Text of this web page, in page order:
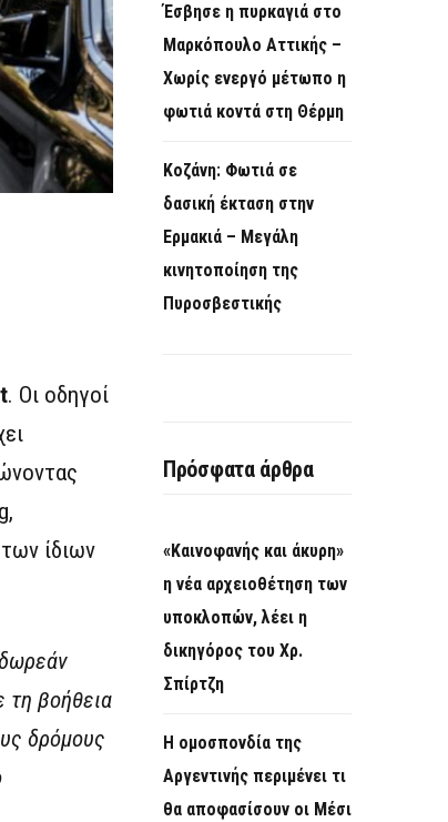
. Οι οδηγοί
ίδιων
τη βοήθεια
δρόμους
Έσβησε η πυρκαγιά στο
Μαρκόπουλο Αττικής –
Χωρίς ενεργό μέτωπο η
φωτιά κοντά στη Θέρμη
Κοζάνη: Φωτιά σε
δασική έκταση στην
Ερμακιά – Μεγάλη
κινητοποίηση της
Πυροσβεστικής
Πρόσφατα άρθρα
«Καινοφανής και άκυρη»
η νέα αρχειοθέτηση των
υποκλοπών, λέει η
δικηγόρος του Χρ.
Σπίρτζη
Η ομοσπονδία της
Αργεντινής περιμένει τι
θα αποφασίσουν οι Μέσι